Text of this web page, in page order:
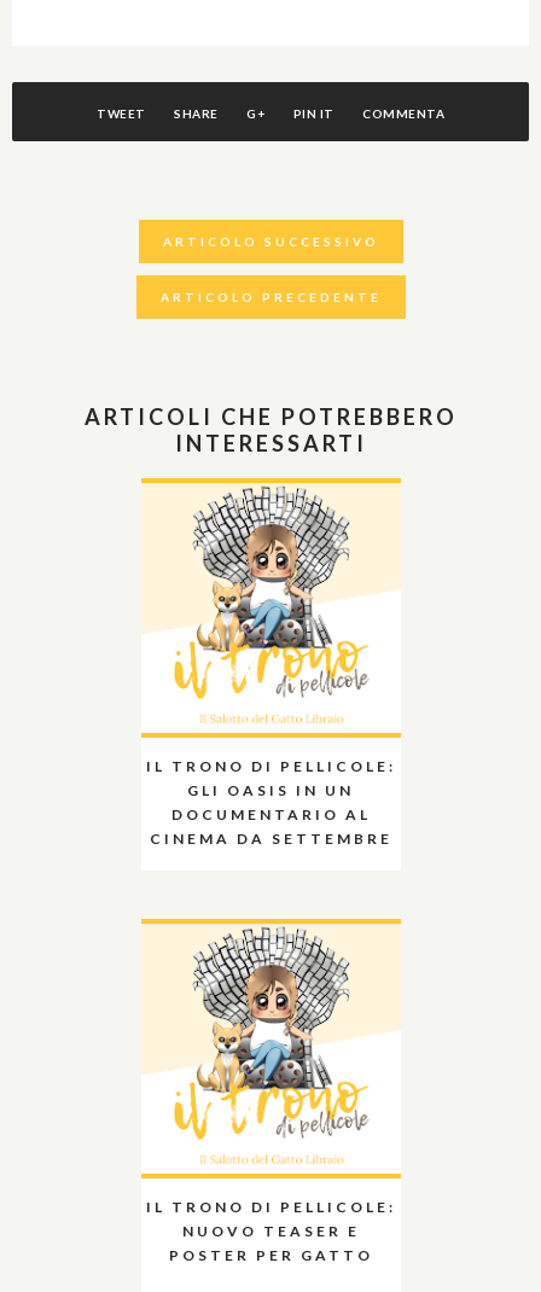
TWEET SHARE G+ PIN IT COMMENTA
ARTICOLO SUCCESSIVO
ARTICOLO PRECEDENTE
ARTICOLI CHE POTREBBERO
INTERESSARTI
IL TRONO DI PELLICOLE:
GLI OASIS IN UN
DOCUMENTARIO AL
CINEMA DA SETTEMBRE
IL TRONO DI PELLICOLE:
NUOVO TEASER E
POSTER PER GATTO